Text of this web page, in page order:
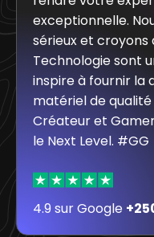
exceptionnelle.
sérieux et croyons
Technologie sont
inspire à fournir la
matériel de
Créateur et
le Next Level. #GG
4.9 sur Google